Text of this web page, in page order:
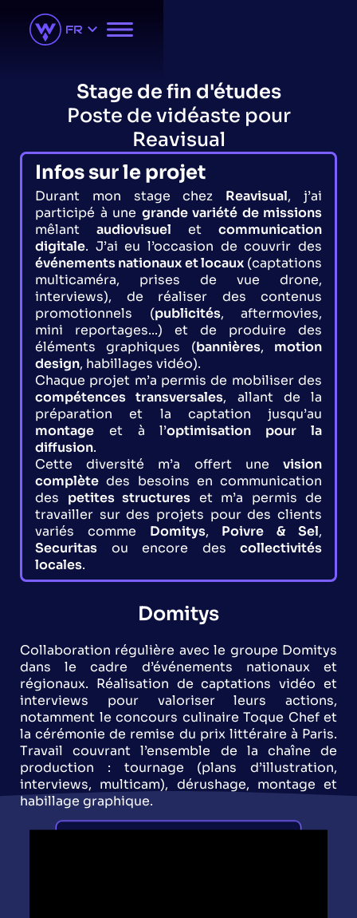
FR
Stage de fin d'études
Poste de vidéaste pour
Reavisual
Infos sur le projet
Durant mon stage chez Reavisual, j’ai
participé à une grande variété de missions
mêlant audiovisuel et communication
digitale. J’ai eu l’occasion de couvrir des
événements nationaux et locaux(captations
multicaméra, prises de vue drone,
interviews), de réaliser des contenus
promotionnels (publicités, aftermovies,
mini reportages...) et de produire des
éléments graphiques (bannières, motion
design, habillages vidéo).
Chaque projet m’a permis de mobiliser des
compétences transversales, allant de la
préparation et la captation jusqu’au
montage et à l’optimisation pour la
diffusion.
Cette diversité m’a offert une vision
complète des besoins en communication
des petites structures et m’a permis de
travailler sur des projets pour des clients
variés comme Domitys, Poivre & Sel,
Securitas ou encore des collectivités
locales.
Domitys
Collaboration régulière avec le groupe Domitys
dans le cadre d’événements nationaux et
régionaux. Réalisation de captations vidéo et
interviews pour valoriser leurs actions,
notamment le concours culinaire Toque Chef et
la cérémonie de remise du prix littéraire à Paris.
Travail couvrant l’ensemble de la chaîne de
production : tournage (plans d’illustration,
interviews, multicam), dérushage, montage et
habillage graphique.